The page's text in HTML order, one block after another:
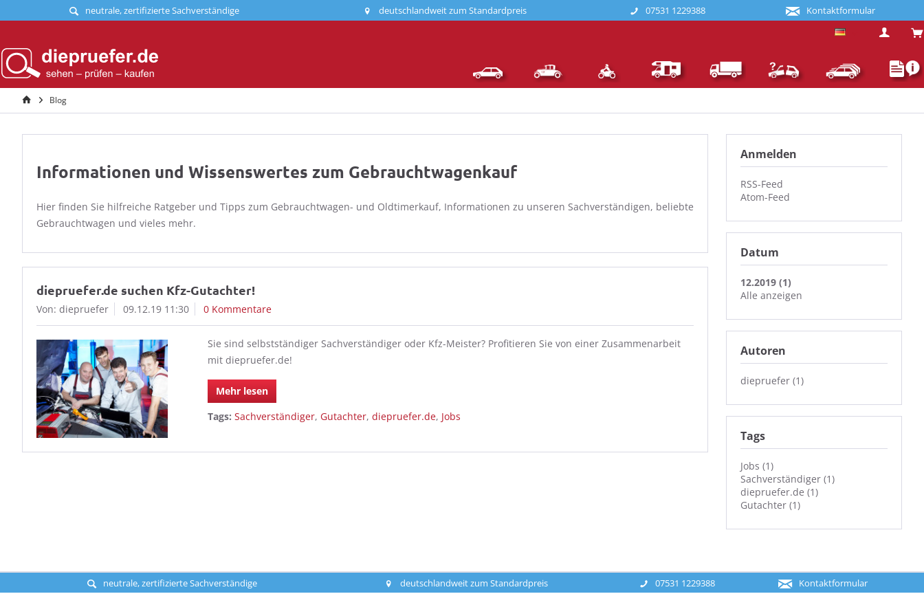
neutrale, zertifizierte Sachverständige deutschlandweit zum Standardpreis 07531 1229388 Kontaktformular
Deutsch
Blog
Anmelden
RSS-Feed
Atom-Feed
Datum
12.2019 (1)
Alle anzeigen
Autoren
diepruefer (1)
Tags
Jobs (1)
Sachverständiger (1)
diepruefer.de (1)
Gutachter (1)
Informationen und Wissenswertes zum Gebrauchtwagenkauf
Hier finden Sie hilfreiche Ratgeber und Tipps zum Gebrauchtwagen- und Oldtimerkauf, Informationen zu unseren Sachverständigen, beliebte
Gebrauchtwagen und vieles mehr.
diepruefer.de suchen Kfz-Gutachter!
Von: diepruefer 09.12.19 11:30 0 Kommentare
Sie sind selbstständiger Sachverständiger oder Kfz-Meister? Profitieren Sie von einer Zusammenarbeit
mit diepruefer.de!
Mehr lesen
Tags: Sachverständiger, Gutachter, diepruefer.de, Jobs
neutrale, zertifizierte Sachverständige deutschlandweit zum Standardpreis 07531 1229388 Kontaktformular